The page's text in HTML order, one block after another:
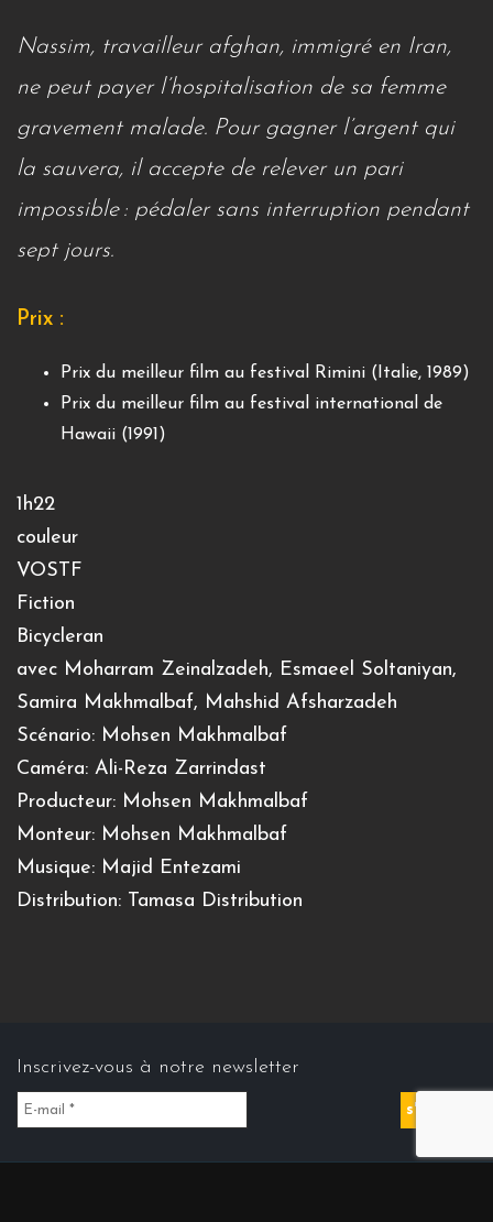
Nassim, travailleur afghan, immigré en Iran,
ne peut payer l’hospitalisation de sa femme
gravement malade. Pour gagner l’argent qui
la sauvera, il accepte de relever un pari
impossible : pédaler sans interruption pendant
sept jours.
Prix :
Prix du meilleur film au festival Rimini (Italie, 1989)
Prix du meilleur film au festival international de
Hawaii (1991)
1h22
couleur
VOSTF
Fiction
Bicycleran
avec Moharram Zeinalzadeh, Esmaeel Soltaniyan,
Samira Makhmalbaf, Mahshid Afsharzadeh
Scénario: Mohsen Makhmalbaf
Caméra: Ali-Reza Zarrindast
Producteur: Mohsen Makhmalbaf
Monteur: Mohsen Makhmalbaf
Musique: Majid Entezami
Distribution: Tamasa Distribution
Inscrivez-vous à notre newsletter